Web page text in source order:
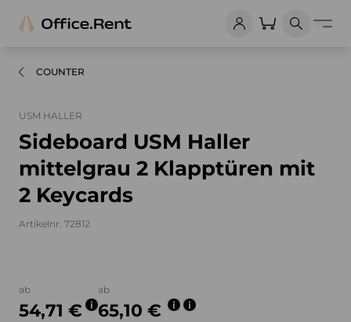
COUNTER
USM HALLER
Sideboard USM Haller
mittelgrau 2 Klapptüren mit
2 Keycards
Artikelnr. 72812
ab
54,71 €
ab
65,10 €